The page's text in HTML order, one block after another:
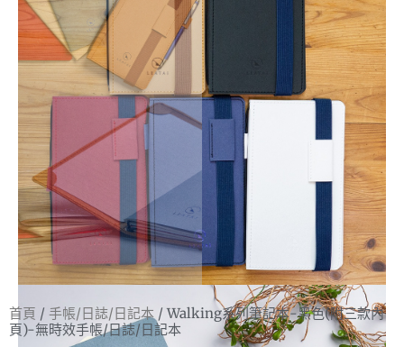
首頁 / 手帳/日誌/日記本 / Walking系列筆記本-黑色(附三款內
頁)-無時效手帳/日誌/日記本